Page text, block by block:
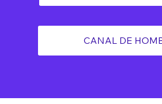
CANAL DE